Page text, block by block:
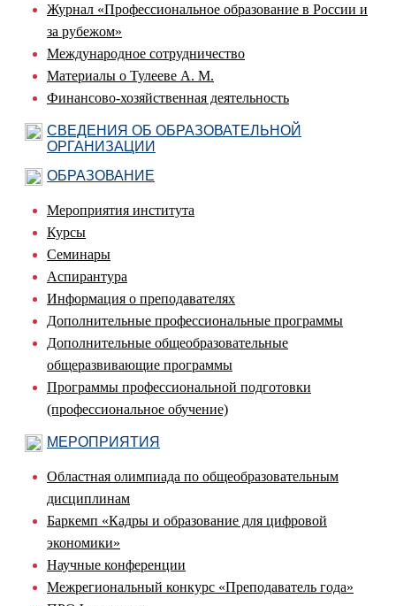
Журнал «Профессиональное образование в России и
за рубежом»
Международное сотрудничество
Материалы о Тулееве А. М.
Финансово-хозяйственная деятельность
СВЕДЕНИЯ ОБ ОБРАЗОВАТЕЛЬНОЙ
ОРГАНИЗАЦИИ
ОБРАЗОВАНИЕ
Мероприятия института
Курсы
Семинары
Аспирантура
Информация о преподавателях
Дополнительные профессиональные программы
Дополнительные общеобразовательные
общеразвивающие программы
Программы профессиональной подготовки
(профессиональное обучение)
МЕРОПРИЯТИЯ
Областная олимпиада по общеобразовательным
дисциплинам
Баркемп «Кадры и образование для цифровой
экономики»
Научные конференции
Межрегиональный конкурс «Преподаватель года»